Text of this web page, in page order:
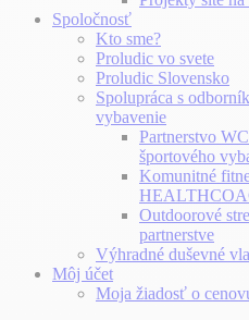
Spoločnosť
Kto sme?
Proludic vo svete
Proludic Slovensko
Spolupráca s
vybavenie
Partnerstvo
športového
Komunitné
Outdoorové
partnerstve
Výhradné duševné
Môj účet
Moja žiadosť o